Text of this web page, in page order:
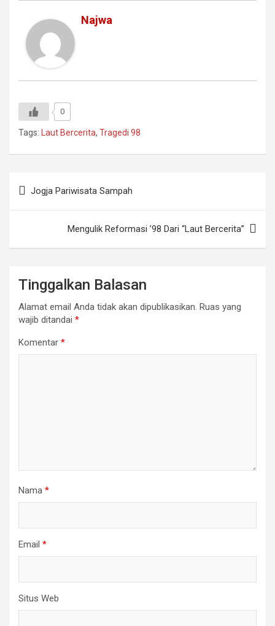
Najwa
0
Tags: Laut Bercerita, Tragedi 98
pos
Jogja Pariwisata Sampah
Mengulik Reformasi ’98 Dari “Laut Bercerita”
Tinggalkan Balasan
Alamat email Anda tidak akan dipublikasikan. Ruas yang
wajib ditandai *
Komentar *
Nama *
Email *
Situs Web